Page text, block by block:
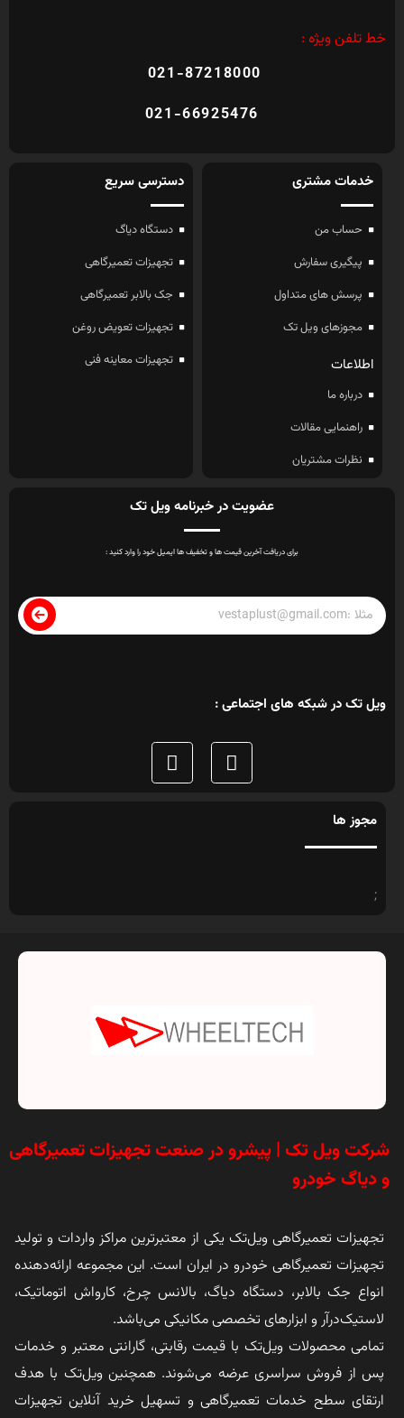
خط تلفن ویژه :
021-87218000
021-66925476
خدمات مشتری
حساب من
پیگیری سفارش
پرسش های متداول
مجوزهای ویل تک
اطلاعات
درباره ما
راهنمایی مقالات
نظرات مشتریان
دسترسی سریع
دستگاه دیاگ
تجهیزات تعمیرگاهی
جک بالابر تعمیرگاهی
تجهیزات تعویض روغن
تجهیزات معاینه فنی
عضویت در خبرنامه ویل تک
برای دریافت آخرین قیمت ها و تخفیف ها ایمیل خود را وارد کنید :
ویل تک در شبکه های اجتماعی :
مجوز ها
;
شرکت ویل تک | پیشرو در صنعت تجهیزات تعمیرگاهی
و دیاگ خودرو
تجهیزات تعمیرگاهی ویل‌تک یکی از معتبرترین مراکز واردات و تولید
تجهیزات تعمیرگاهی خودرو در ایران است. این مجموعه ارائه‌دهنده
انواع جک بالابر، دستگاه دیاگ، بالانس چرخ، کارواش اتوماتیک،
لاستیک‌درآر و ابزارهای تخصصی مکانیکی می‌باشد.
تمامی محصولات ویل‌تک با قیمت رقابتی، گارانتی معتبر و خدمات
پس از فروش سراسری عرضه می‌شوند. همچنین ویل‌تک با هدف
ارتقای سطح خدمات تعمیرگاهی و تسهیل خرید آنلاین تجهیزات